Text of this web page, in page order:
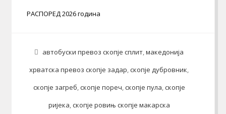
РАСПОРЕД 2026 година
автобуски превоз скопје сплит,македонија
хрватска превоз скопје задар,скопје дубровник,
скопје загреб,скопје пореч,скопје пула,скопје
ријека,скопје ровињ скопје макарска